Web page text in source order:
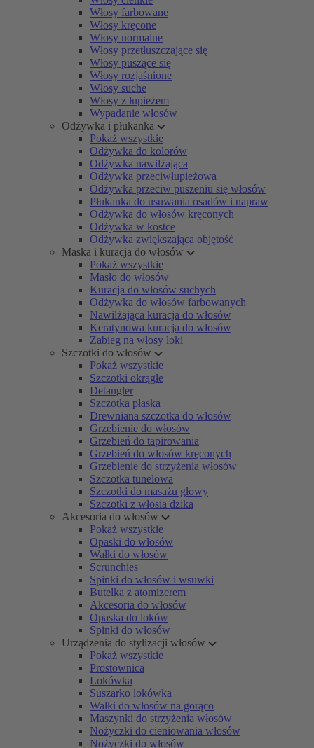
Włosy farbowane
Włosy kręcone
Włosy normalne
Włosy przetłuszczające się
Włosy puszące się
Włosy rozjaśnione
Włosy suche
Włosy z łupieżem
Wypadanie włosów
Odżywka i płukanka
Pokaż wszystkie
Odżywka do kolorów
Odżywka nawilżająca
Odżywka przeciwłupieżowa
Odżywka przeciw puszeniu się włosów
Płukanka do usuwania osadów i napraw
Odżywka do włosów kręconych
Odżywka w kostce
Odżywka zwiększająca objętość
Maska i kuracja do włosów
Pokaż wszystkie
Masło do włosów
Kuracja do włosów suchych
Odżywka do włosów farbowanych
Nawilżająca kuracja do włosów
Keratynowa kuracja do włosów
Zabieg na włosy loki
Szczotki do włosów
Pokaż wszystkie
Szczotki okrągłe
Detangler
Szczotka płaska
Drewniana szczotka do włosów
Grzebienie do włosów
Grzebień do tapirowania
Grzebień do włosów kręconych
Grzebienie do strzyżenia włosów
Szczotka tunelowa
Szczotki do masażu głowy
Szczotki z włosia dzika
Akcesoria do włosów
Pokaż wszystkie
Opaski do włosów
Wałki do włosów
Scrunchies
Spinki do włosów i wsuwki
Butelka z atomizerem
Akcesoria do włosów
Opaska do loków
Spinki do włosów
Urządzenia do stylizacji włosów
Pokaż wszystkie
Prostownica
Lokówka
Suszarko lokówka
Wałki do włosów na gorąco
Maszynki do strzyżenia włosów
Nożyczki do cieniowania włosów
Nożyczki do włosów